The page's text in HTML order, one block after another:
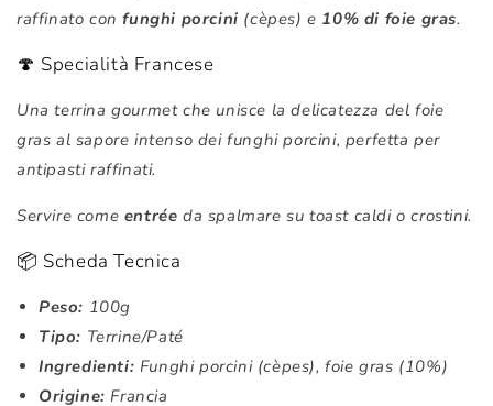
raffinato confunghi porcini (cèpes) e 10% di foie gras.
🍄 Specialità Francese
Una terrina gourmet che unisce la delicatezza del foie
gras al sapore intenso dei funghi porcini, perfetta per
antipasti raffinati.
Servire come entrée da spalmare su toast caldi o crostini.
📦 Scheda Tecnica
Peso: 100g
Tipo: Terrine/Paté
Ingredienti: Funghi porcini (cèpes), foie gras (10%)
Origine: Francia